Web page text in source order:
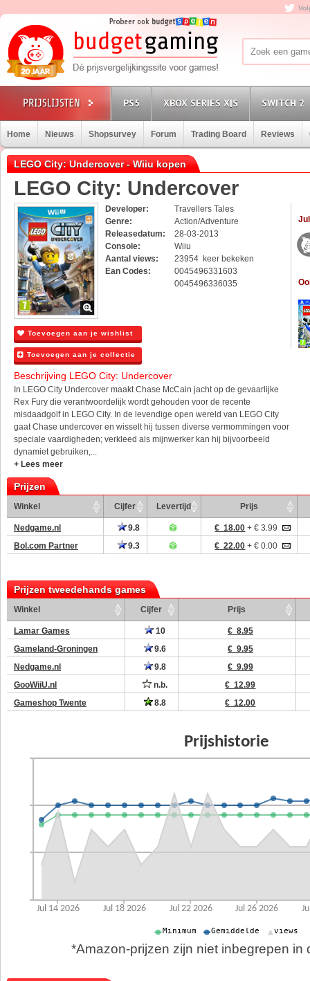
PS5 XBOX SERIES X|S SWITCH 2
Home Nieuws Shopsurvey Forum Trading Board Reviews
LEGO City: Undercover - Wiiu kopen
LEGO City: Undercover
Developer:
Travellers Tales
Genre:
Action/Adventure
Releasedatum:
28-03-2013
Console:
Wiiu
Aantal views:
23954 keer bekeken
Ean Codes:
0045496331603
0045496336035
Toevoegen aan je wishlist
Toevoegen aan je collectie
Beschrijving LEGO City: Undercover
In LEGO City Undercover maakt Chase McCain jacht op de gevaarlijke
Rex Fury die verantwoordelijk wordt gehouden voor de recente
misdaadgolf in LEGO City. In de levendige open wereld van LEGO City
gaat Chase undercover en wisselt hij tussen diverse vermommingen voor
speciale vaardigheden; verkleed als mijnwerker kan hij bijvoorbeeld
dynamiet gebruiken,...
+ Lees meer
Prijzen
Winkel Cijfer Levertijd Prijs
Nedgame.nl 9.8 € 18.00 + € 3.99
Bol.com Partner
9.3 € 22.00 + € 0.00
Prijzen tweedehands games
Winkel Cijfer Prijs
Lamar Games 10
€ 8.95
Gameland-Groningen
9.6
€ 9.95
Nedgame.nl
9.8
€ 9.99
GooWiiU.nl
n.b.
€ 12.99
Gameshop Twente
8.8 € 12.00
*Amazon-prijzen zijn niet inbegrepen in